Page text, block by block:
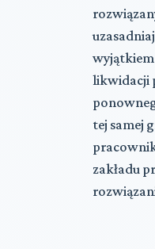
wyjątkiem
likwidacji
tej samej
zakładu